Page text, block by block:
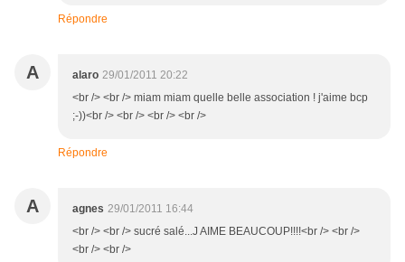
Répondre
A alaro 29/01/2011 20:22
<br /> <br /> miam miam quelle belle association ! j'aime bcp
;-))<br /> <br /> <br /> <br />
Répondre
A agnes 29/01/2011 16:44
<br /> <br /> sucré salé...J AIME BEAUCOUP!!!!<br /> <br />
<br /> <br />